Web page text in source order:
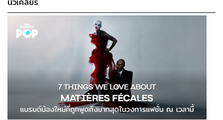
สามารถติดตาม THE STANDARD WEALTH
ผ่านแอปพลิเคชันต่างๆ ที่คุณสะดวกหรือใช้งานอยู่แล้วได้เลย
SET Index ตลาดหุ้นไทย
SET50
UOB Privilege Banking
หุ้นกู้ การลงทุน